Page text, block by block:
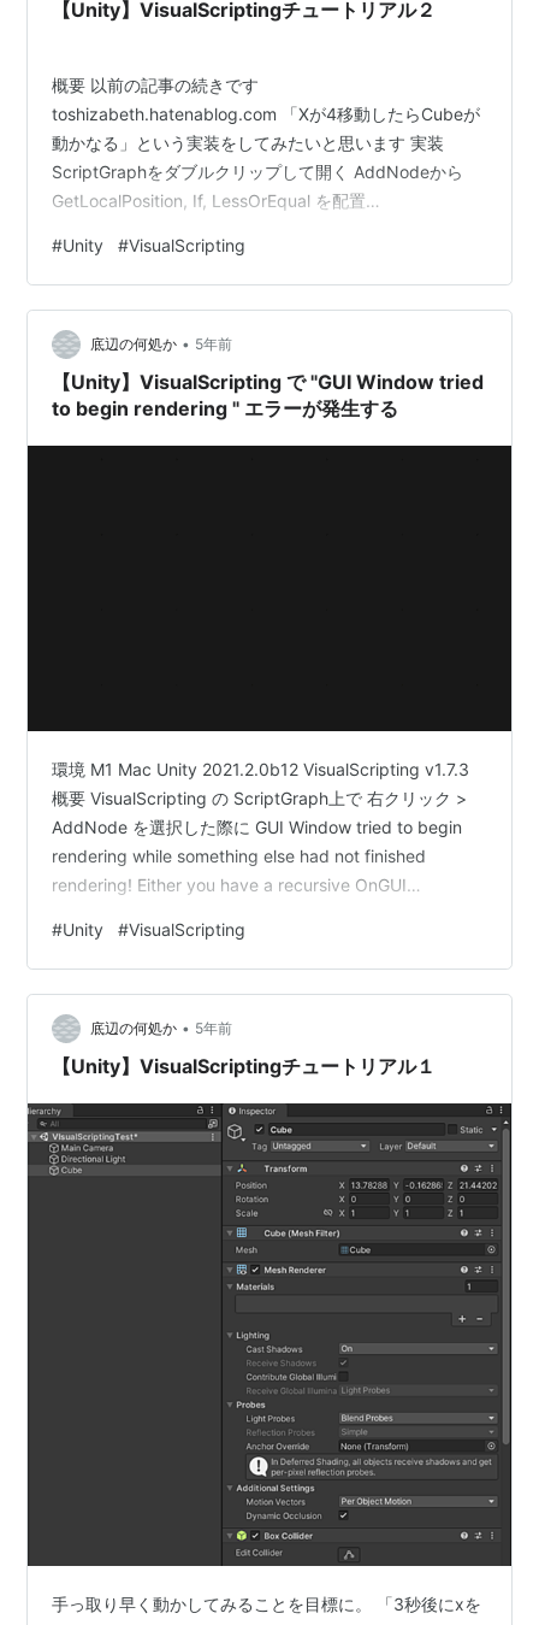
【Unity】VisualScriptingチュートリアル２
概要 以前の記事の続きです
toshizabeth.hatenablog.com 「Xが4移動したらCubeが
動かなる」という実装をしてみたいと思います 実装
ScriptGraphをダブルクリップして開く AddNodeから
GetLocalPosition, If, LessOrEqual を配置
結びつける LessOrEqualに4を入れる 各ユニットを結び
つける (途中からの動画ですが) 各種ユニットの役目です
が GetLocalPosition CubeのLocalPositionを取得するユ
ニッ…
#Unity #VisualScripting
底辺の何処か • 5年前
【Unity】VisualScripting で "GUI Window tried
to begin rendering " エラーが発生する
環境 M1 Mac Unity 2021.2.0b12 VisualScripting v1.7.3
概要 VisualScripting の ScriptGraph上で 右クリック >
AddNode を選択した際に GUI Window tried to begin
rendering while something else had not finished
rendering! Either you have a recursive OnGUI
properly. が発生しました。 Ad…
#Unity #VisualScripting
底辺の何処か • 5年前
【Unity】VisualScriptingチュートリアル１
手っ取り早く動かしてみることを目標に。 「3秒後にxを